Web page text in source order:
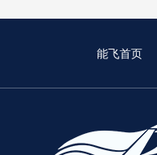
能飞首页